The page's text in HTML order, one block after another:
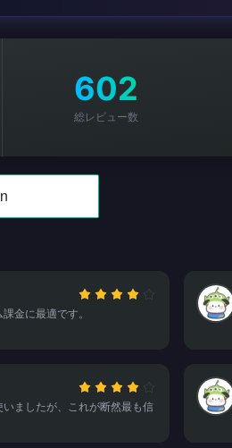
602
総レビュー数
金に最適です。
ましたが、これが断然最も信